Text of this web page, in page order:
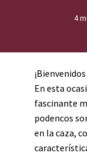
4
En esta
fascinante
podencos
en la caza,